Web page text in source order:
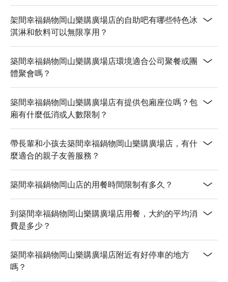
架間幸福鍋物岡山樂購廣場店的自助吧有哪些特色冰
淇淋和飲料可以無限享用？
築間幸福鍋物岡山樂購廣場店環境適合公司聚餐或團
體聚會嗎？
築間幸福鍋物岡山樂購廣場店有提供包廂座位嗎？包
廂有什麼低消或人數限制？
帶長輩和小孩去築間幸福鍋物岡山樂購廣場店，有什
麼適合的親子友善服務？
築間幸福鍋物岡山店的用餐時間限制有多久？
到築間幸福鍋物岡山樂購廣場店用餐，大約的平均消
費是多少？
築間幸福鍋物岡山樂購廣場店附近有好停車的地方
嗎？